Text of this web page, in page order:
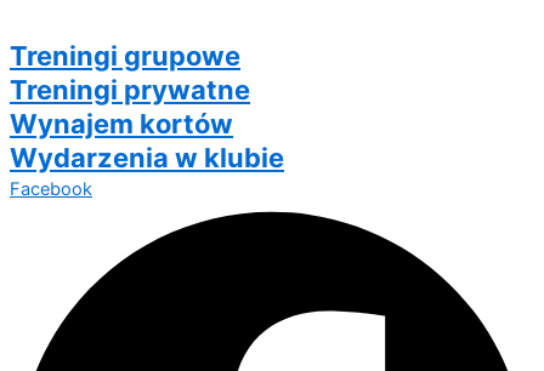
Treningi grupowe
Treningi prywatne
Wynajem kortów
Wydarzenia w klubie
Facebook